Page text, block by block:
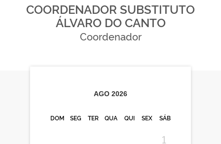
COORDENADOR SUBSTITUTO
ÁLVARO DO CANTO
Coordenador
AGO 2026
DOM SEG TER QUA QUI SEX SÁB
1